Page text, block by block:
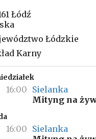
Łódź
Łódzkie
Karny
16:00 Sielanka
Mityng na
16:00 Sielanka